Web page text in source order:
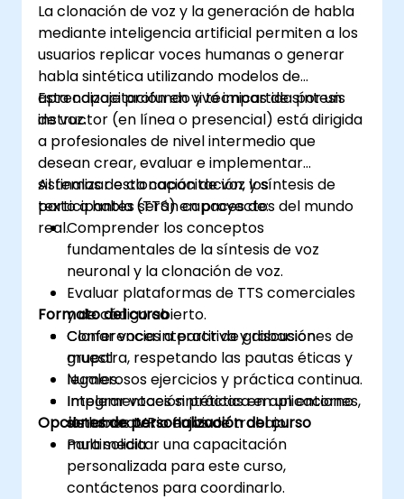
La clonación de voz y la generación de habla
mediante inteligencia artificial permiten a los
usuarios replicar voces humanas o generar
habla sintética utilizando modelos de
aprendizaje profundo y técnicas de síntesis
de voz.
Esta capacitación en vivo impartida por un
instructor (en línea o presencial) está dirigida
a profesionales de nivel intermedio que
desean crear, evaluar e implementar
sistemas de clonación de voz y síntesis de
texto a habla (TTS) en proyectos del mundo
real.
Al finalizar esta capacitación, los
participantes serán capaces de:
Comprender los conceptos
fundamentales de la síntesis de voz
neuronal y la clonación de voz.
Evaluar plataformas de TTS comerciales
y de código abierto.
Clonar voces a partir de grabaciones de
muestra, respetando las pautas éticas y
legales.
Integrar voces sintéticas en aplicaciones,
sistemas IVR o flujos de trabajo
multimedia.
Formato del curso
Conferencia interactiva y discusión
grupal.
Numerosos ejercicios y práctica continua.
Implementación práctica en un entorno
de laboratorio en vivo.
Opciones de personalización del curso
Para solicitar una capacitación
personalizada para este curso,
contáctenos para coordinarlo.